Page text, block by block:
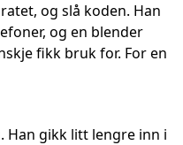
og slå koden. Han
og en blender
fikk bruk for. For en
Han gikk litt lengre inn i